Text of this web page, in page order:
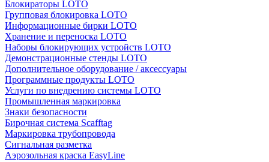
Блокираторы LOTO
Групповая блокировка LOTO
Информационные бирки LOTO
Хранение и переноска LOTO
Наборы блокирующих устройств LOTO
Демонстрационные стенды LOTO
Дополнительное оборудование / аксессуары
Программные продукты LOTO
Услуги по внедрению системы LOTO
Промышленная маркировка
Знаки безопасности
Бирочная система Scafftag
Маркировка трубопровода
Сигнальная разметка
Аэрозольная краска EasyLine